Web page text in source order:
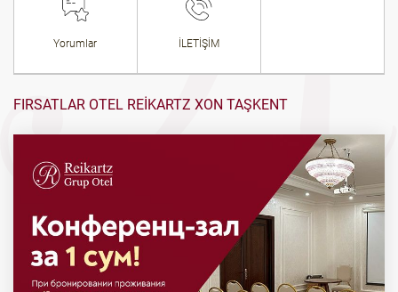
Yorumlar İLETİŞİM
FIRSATLAR OTEL REIKARTZ XON TAŞKENT